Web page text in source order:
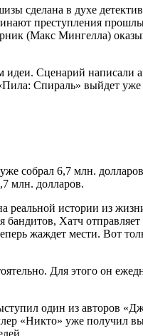
сделана в духе
преступления
(Макс Мингелла)
идеи. Сценарий
Спираль» выйдет уже
собрал 6,7 млн.
млн. долларов.
реальной истории из
Хатч отправляет
жаждет мести. Вот
Для этого он
один из авторов
«Никто» уже получил